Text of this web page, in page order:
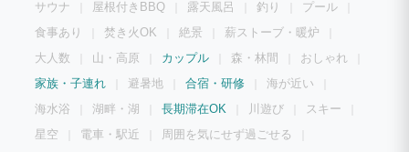
サウナ
屋根付きBBQ 露天風呂 釣り
プール
食事あり
焚き火OK 絶景
薪ストーブ・暖炉
大人数
山・高原 カップル 森・林間
おしゃれ
家族・子連れ
避暑地 合宿・研修
海が近い
海水浴
湖畔・湖 長期滞在OK 川遊び
スキー
星空
電車・駅近
周囲を気にせず過ごせる